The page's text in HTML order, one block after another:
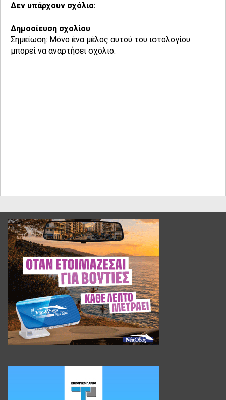
Δεν υπάρχουν σχόλια:
Δημοσίευση σχολίου
Σημείωση: Μόνο ένα μέλος αυτού του ιστολογίου
μπορεί να αναρτήσει σχόλιο.